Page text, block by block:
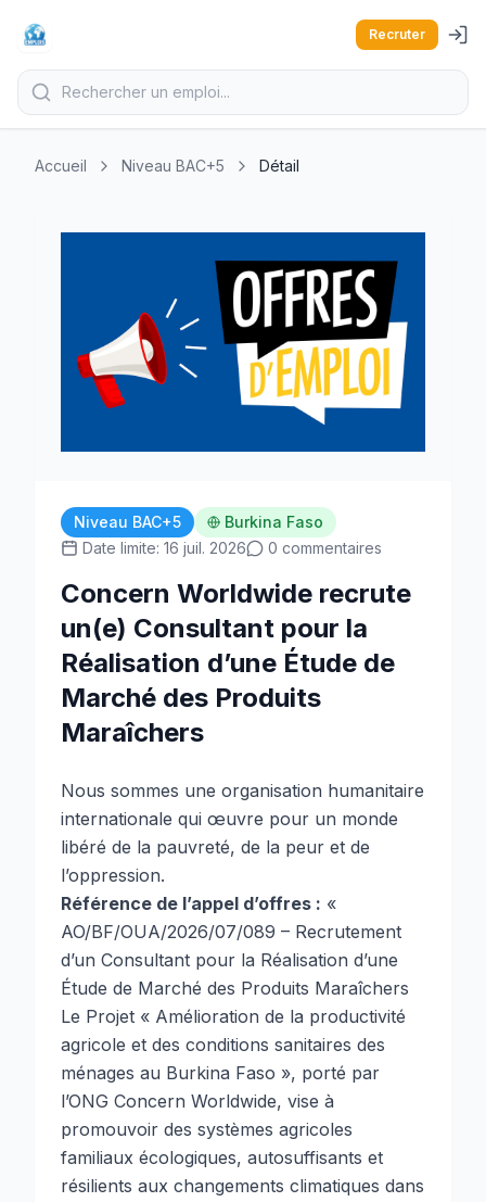
Recruter
Accueil Niveau BAC+5 Détail
Niveau BAC+5
Burkina Faso
Date limite: 16 juil. 2026
0 commentaires
Concern Worldwide recrute
un(e) Consultant pour la
Réalisation d’une Étude de
Marché des Produits
Maraîchers
Nous sommes une organisation humanitaire
internationale qui œuvre pour un monde
libéré de la pauvreté, de la peur et de
l’oppression.
Référence de l’appel d’offres : «
AO/BF/OUA/2026/07/089 – Recrutement
d’un Consultant pour la Réalisation d’une
Étude de Marché des Produits Maraîchers
Le Projet « Amélioration de la productivité
agricole et des conditions sanitaires des
ménages au Burkina Faso », porté par
l’ONG Concern Worldwide, vise à
promouvoir des systèmes agricoles
familiaux écologiques, autosuffisants et
résilients aux changements climatiques dans